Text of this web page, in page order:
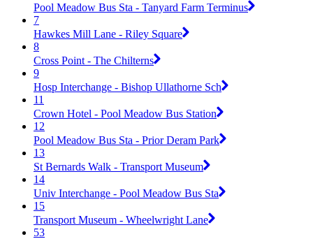
Pool Meadow Bus Sta - Tanyard Farm Terminus
7
Hawkes Mill Lane - Riley Square
8
Cross Point - The Chilterns
9
Hosp Interchange - Bishop Ullathorne Sch
11
Crown Hotel - Pool Meadow Bus Station
12
Pool Meadow Bus Sta - Prior Deram Park
13
St Bernards Walk - Transport Museum
14
Univ Interchange - Pool Meadow Bus Sta
15
Transport Museum - Wheelwright Lane
53